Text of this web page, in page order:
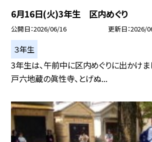
6月16日(火)3年生 区内めぐり
公開日 2026/06/16 更新日 2026/
３年生
3年生は、午前中に区内めぐりに出かけま
戸六地蔵の眞性寺、とげぬ...